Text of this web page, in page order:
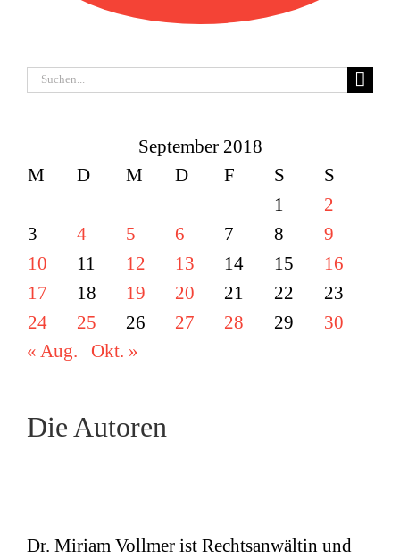
Suche
September 2018
M
D M D F S
S
1
2
3
4 5 6 7 8
9
10
11 12 13 14 15
16
17
18 19 20 21 22
23
24
25 26 27 28 29
30
« Aug.
Okt. »
Die Autoren
Dr. Miriam Vollmer ist Rechtsanwältin und